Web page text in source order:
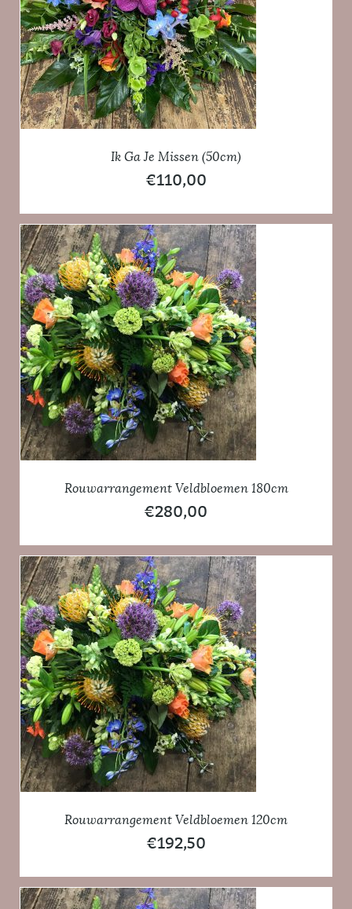
Ik Ga Je Missen (50cm)
€110,00
Rouwarrangement Veldbloemen 180cm
€280,00
Rouwarrangement Veldbloemen 120cm
€192,50